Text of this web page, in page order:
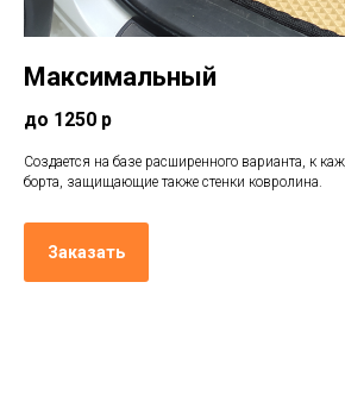
Максимальный
до 1250 р
Создается на базе расширенного варианта, к
борта, защищающие также стенки ковролина.
Заказать